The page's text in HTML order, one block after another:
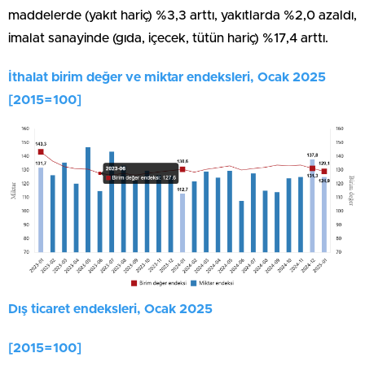
maddelerde (yakıt hariç) %3,3 arttı, yakıtlarda %2,0 azaldı,
imalat sanayinde (gıda, içecek, tütün hariç) %17,4 arttı.
İthalat birim değer ve miktar endeksleri, Ocak 2025
[2015=100]
Dış ticaret endeksleri, Ocak 2025
[2015=100]